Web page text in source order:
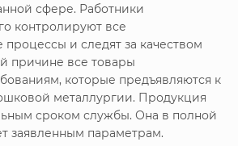
сфере. Работники
контролируют все
и следят за качеством
причине все товары
которые предъявляются к
металлургии. Продукция
сроком службы. Она в полной
заявленным параметрам.